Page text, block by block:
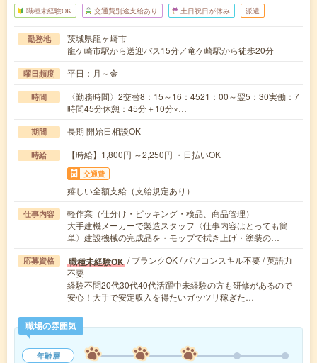
職種未経験OK 交通費別途支給あり 土日祝日が休み 派遣
勤務地
茨城県龍ヶ崎市
龍ケ崎市駅から送迎バス15分／竜ケ崎駅から徒歩20分
曜日頻度 平日：月～金
時間
〈勤務時間〉2交替8：15～16：4521：00～翌5：30実働：7
時間45分休憩：45分＋10分×…
期間 長期 開始日相談OK
時給 【時給】1,800円 ～2,250円 ・日払いOK
交通費
嬉しい全額支給（支給規定あり）
仕事内容
軽作業（仕分け・ピッキング・検品、商品管理）
大手建機メーカーで製造スタッフ〈仕事内容はとっても簡
単〉建設機械の完成品を・モップで拭き上げ・塗装の…
応募資格 職種未経験OK / ブランクOK / パソコンスキル不要 / 英語力
不要
経験不問20代30代40代活躍中未経験の方も研修があるので
安心！大手で安定収入を得たいガッツリ稼ぎた…
職場の雰囲気
年齢層